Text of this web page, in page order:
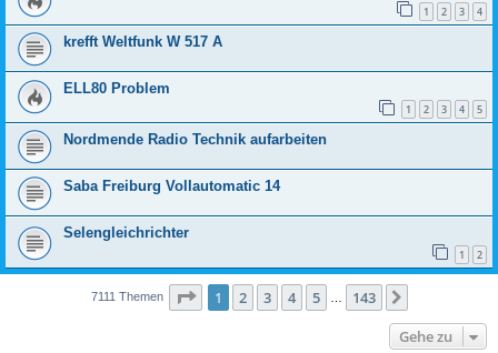
1 2 3 4
krefft Weltfunk W 517 A
ELL80 Problem
1 2 3 4 5
Nordmende Radio Technik aufarbeiten
Saba Freiburg Vollautomatic 14
Selengleichrichter
1 2
7111 Themen Seite 1von 143
1 2 3 4 5 143
Gehe zu